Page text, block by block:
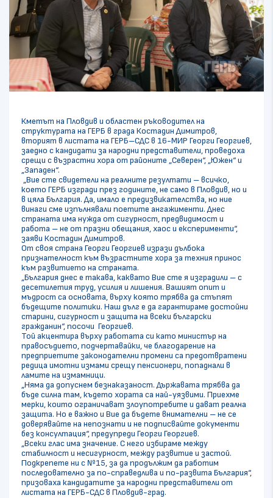
Кметът на Пловдив и областен ръководител на
структурата на ГЕРБ в града Костадин Димитров,
вторият в листата на ГЕРБ–СДС в 16-МИР Георги Георгиев,
заедно с кандидати за народни представители, проведоха
срещи с възрастни хора от районите „Северен“, „Южен“ и
„Западен“.
„Вие сте свидетели на реалните резултати – всичко,
което ГЕРБ изгради през годините, не само в Пловдив, но и
в цяла България. Да, имало е предизвикателства, но ние
винаги сме изпълнявали поетите ангажименти. Днес
страната има нужда от сигурност, предвидимост и
работа – не от празни обещания, хаос и експерименти“,
заяви Костадин Димитров.
От своя страна Георги Георгиев изрази дълбока
признателност към възрастните хора за техния принос
към развитието на страната.
„България днес е такава, каквато Вие сте я изградили – с
десетилетия труд, усилия и лишения. Вашият опит и
мъдрост са основата, върху която трябва да стъпят
бъдещите политики. Наш дълг е да гарантираме достойни
старини, сигурност и защита на всеки български
гражданин“, посочи Георгиев.
Той акцентира върху работата си като министър на
правосъдието, подчертавайки, че благодарение на
предприетите законодателни промени са предотвратени
редица имотни измами срещу пенсионери, попаднали в
ламите на измамници.
„Няма да допуснем безнаказаност. Държавата трябва да
бъде силна там, където хората са най-уязвими. Приехме
мерки, които ограничават злоупотребите и дават реална
защита. Но е важно и Вие да бъдете внимателни – не се
доверявайте на непознати и не подписвайте документи
без консултация“, предупреди Георги Георгиев.
„Всеки глас има значение. С него избираме между
стабилност и несигурност, между развитие и застой.
Подкрепете ни с №15, за да продължим да работим
последователно за по-справедлива и по-развита България“,
призоваха кандидатите за народни представители от
листата на ГЕРБ-СДС в Пловдив-град.